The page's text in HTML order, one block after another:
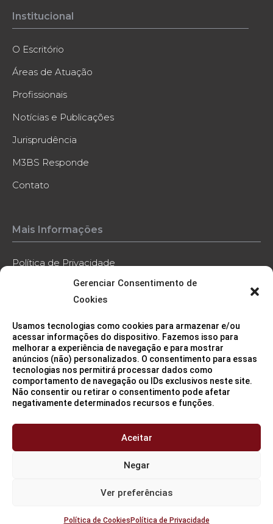
Gerenciar Consentimento de
Cookies
Usamos tecnologias como cookies para armazenar e/ou
acessar informações do dispositivo. Fazemos isso para
melhorar a experiência de navegação e para mostrar
anúncios (não) personalizados. O consentimento para essas
tecnologias nos permitirá processar dados como
comportamento de navegação ou IDs exclusivos neste site.
Não consentir ou retirar o consentimento pode afetar
negativamente determinados recursos e funções.
Aceitar
Negar
Ver preferências
Política de Cookies Política de Privacidade
Institucional
O Escritório
Áreas de Atuação
Profissionais
Notícias e Publicações
Jurisprudência
M3BS Responde
Contato
Mais Informações
Política de Privacidade
Política de Cookies
Contato
Sede (São Paulo/SP)
MBS3 © Todos os direitos reservados.